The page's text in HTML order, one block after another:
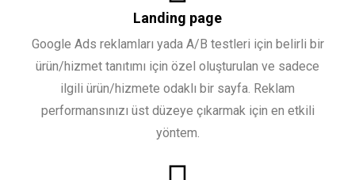
Landing page
Google Ads reklamları yada A/B testleri için belirli bir
ürün/hizmet tanıtımı için özel oluşturulan ve sadece
ilgili ürün/hizmete odaklı bir sayfa. Reklam
performansınızı üst düzeye çıkarmak için en etkili
yöntem.